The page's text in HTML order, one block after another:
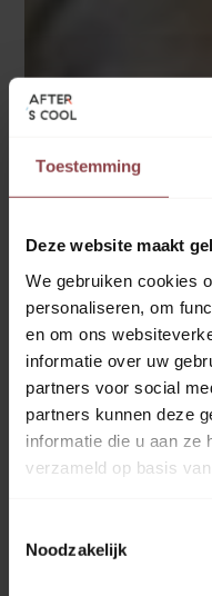
Toestemming
Deze website maakt
We gebruiken cookies
personaliseren, om
en om ons
informatie over uw
partners voor social
partners kunnen deze
informatie die u aan ze
verzameld op basis
Noodzakelijk